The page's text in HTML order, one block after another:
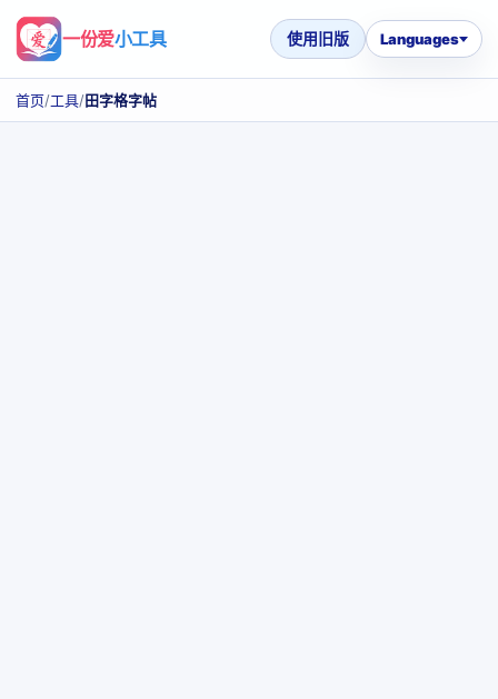
一份爱小工具 使用旧版 Languages
首页/工具/田字格字帖